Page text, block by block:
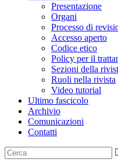
Presentazione
Organi
Processo di
Accesso aperto
Codice etico
Policy per il
Sezioni della
Ruoli nella rivista
Video tutorial
Ultimo fascicolo
Archivio
Comunicazioni
Contatti